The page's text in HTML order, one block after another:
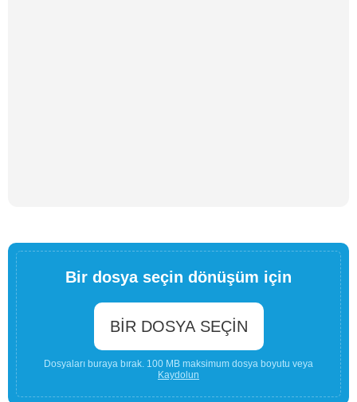
Bir dosya seçin dönüşüm için
BIR DOSYA SEÇIN
Dosyaları buraya bırak. 100 MB maksimum dosya boyutu veya
Kaydolun